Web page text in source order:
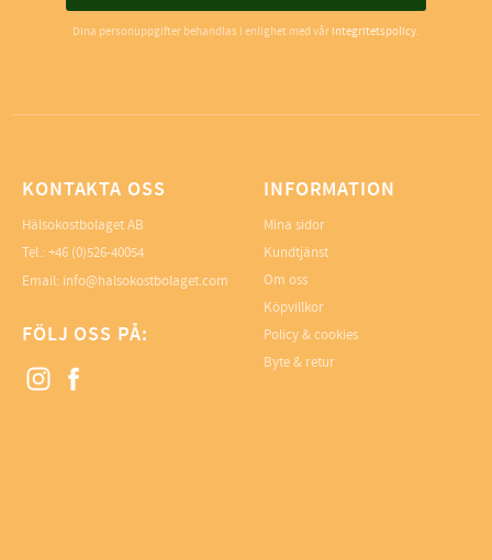
Dina personuppgifter behandlas i enlighet med vår integritetspolicy.
KONTAKTA OSS
Hälsokostbolaget AB
Tel.: +46 (0)526-40054
Email: info@halsokostbolaget.com
FÖLJ OSS PÅ:
INFORMATION
Mina sidor
Kundtjänst
Om oss
Köpvillkor
Policy & cookies
Byte & retur